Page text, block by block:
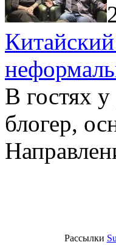
В гостях
блогер,
Рассылки